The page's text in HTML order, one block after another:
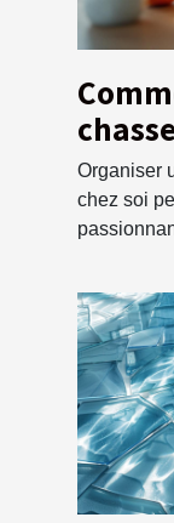
la
Organiser
chez soi